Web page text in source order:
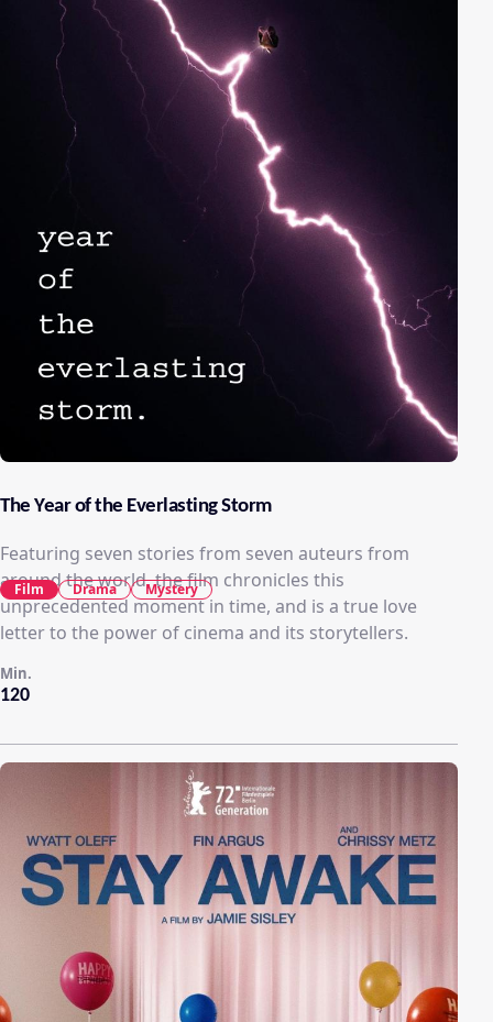
The Year of the Everlasting Storm
Featuring seven stories from seven auteurs from
around the world, the film chronicles this
unprecedented moment in time, and is a true love
letter to the power of cinema and its storytellers.
120
Min.
Film Drama Mystery